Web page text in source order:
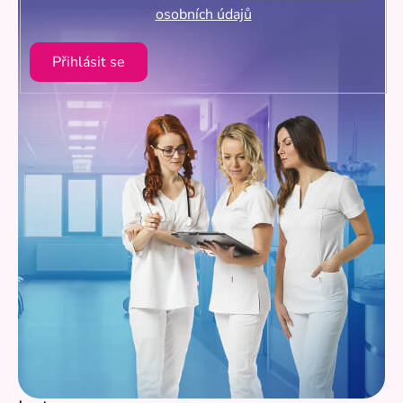
osobních údajů
Přihlásit se